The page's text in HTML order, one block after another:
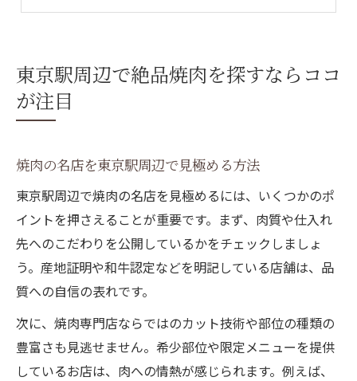
焼肉体験を贅沢に楽しむ東京駅の選び方
焼肉で贅沢を叶える東京駅厳選スポット
東京駅周辺で味わう焼肉の贅沢な時間
焼肉を贅沢に楽しむための店選びポイント
コスパ重視派にも満足な焼肉スポット特集
コスパ重視で選ぶ焼肉店の賢い見極め方
焼肉食べ放題や安い店の特徴と選び方
東京駅周辺でコスパ最強の焼肉を満喫する
焼肉のコスパと質を両立できる店はここ
東京駅のコスパ良好焼肉で満足度アップ
東京駅周辺で絶品焼肉を探すならココ
が注目
焼肉の名店を東京駅周辺で見極める方法
東京駅周辺で焼肉の名店を見極めるには、いくつかのポ
イントを押さえることが重要です。まず、肉質や仕入れ
先へのこだわりを公開しているかをチェックしましょ
う。産地証明や和牛認定などを明記している店舗は、品
質への自信の表れです。
次に、焼肉専門店ならではのカット技術や部位の種類の
豊富さも見逃せません。希少部位や限定メニューを提供
しているお店は、肉への情熱が感じられます。例えば、